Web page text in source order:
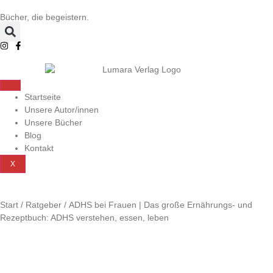
Bücher, die begeistern.
Startseite
Unsere Autor/innen
Unsere Bücher
Blog
Kontakt
X
Start / Ratgeber / ADHS bei Frauen | Das große Ernährungs- und
Rezeptbuch: ADHS verstehen, essen, leben